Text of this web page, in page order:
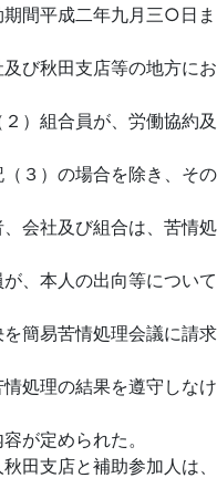
間平成二年九月三○日ま
び秋田支店等の地方にお
）組合員が、労働協約及
３）の場合を除き、その
会社及び組合は、苦情処
、本人の出向等について
簡易苦情処理会議に請求
処理の結果を遵守しなけ
が定められた。
田支店と補助参加人は、